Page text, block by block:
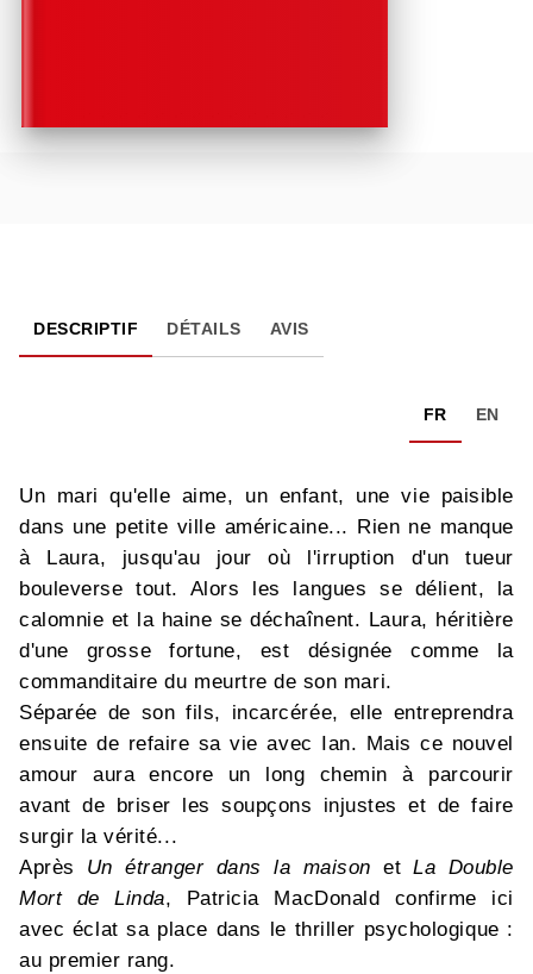
DESCRIPTIF DÉTAILS AVIS
FR EN
Un mari qu'elle aime, un enfant, une vie paisible
dans une petite ville américaine... Rien ne manque
à Laura, jusqu'au jour où l'irruption d'un tueur
bouleverse tout. Alors les langues se délient, la
calomnie et la haine se déchaînent. Laura, héritière
d'une grosse fortune, est désignée comme la
commanditaire du meurtre de son mari.
Séparée de son fils, incarcérée, elle entreprendra
ensuite de refaire sa vie avec Ian. Mais ce nouvel
amour aura encore un long chemin à parcourir
avant de briser les soupçons injustes et de faire
surgir la vérité...
Après Un étranger dans la maison etLa Double
Mort de Linda, Patricia MacDonald confirme ici
avec éclat sa place dans le thriller psychologique :
au premier rang.